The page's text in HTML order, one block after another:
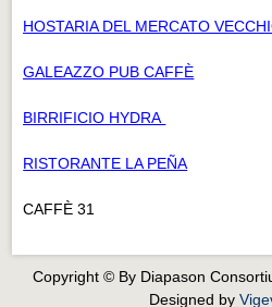
HOSTARIA DEL MERCATO
GALEAZZO PUB CAFFÈ
BIRRIFICIO HYDRA
RISTORANTE LA PEÑA
CAFFÈ 31
Copyright © By Diapason
Designed by